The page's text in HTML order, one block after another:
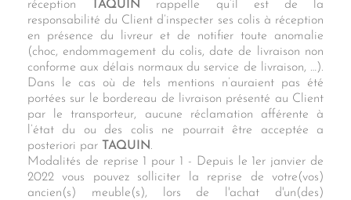
réception TAQUIN
rappelle qu’il est de la
responsabilité du Client d’inspecter ses colis à réception
en présence du livreur et de notifier toute anomalie
(choc, endommagement du colis, date de livraison non
conforme aux délais normaux du service de livraison, …).
Dans le cas où de tels mentions n’auraient pas été
portées sur le bordereau de livraison présenté au Client
par le transporteur, aucune réclamation afférente à
l’état du ou des colis ne pourrait être acceptée a
posteriori par
TAQUIN.
Modalités de reprise 1 pour 1 - Depuis le 1er janvier de
2022 vous pouvez solliciter la reprise de votre(vos)
ancien(s) meuble(s), lors de l'achat d'un(des)